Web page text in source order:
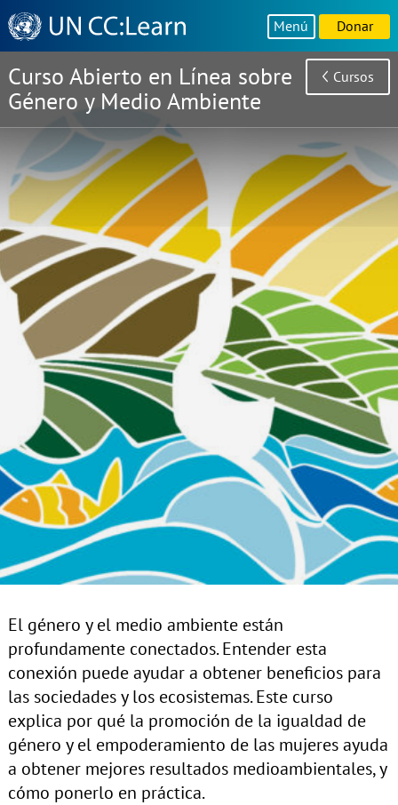
Knowledge
Sharing
Platform
Menú Donar
Curso Abierto en Línea sobre
Género y Medio Ambiente
Cursos
El género y el medio ambiente están
profundamente conectados. Entender esta
conexión puede ayudar a obtener beneficios para
las sociedades y los ecosistemas. Este curso
explica por qué la promoción de la igualdad de
género y el empoderamiento de las mujeres ayuda
a obtener mejores resultados medioambientales, y
cómo ponerlo en práctica.